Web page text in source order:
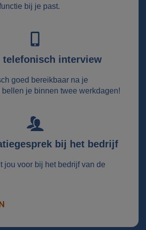
bij je past.
telefonisch interview
goed bereikbaar na je
je binnen twee werkdagen!
bij het bedrijf
jou voor bij het bedrijf van de